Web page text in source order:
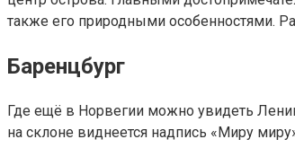
также его природными особенностями.
Баренцбург
Где ещё в Норвегии можно увидеть
на склоне виднеется надпись «Миру